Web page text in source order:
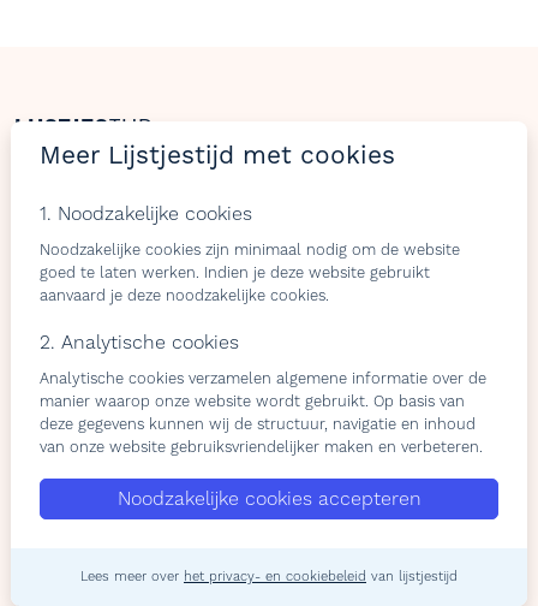
LIJSTJESTIJD
Welkom op Lijstjestijd, hét online platform om
verlanglijstjes te maken met producten van gelijk welke
Bezoekers
Verlangslijstjes maken
Cadeaulijstje
personaliseren
Contacteer ons
Wat is de L-club
Wordt lid van onze L-club
Contacteer ons
Privacy Policy
Meer Lijstjestijd met cookies
1. Noodzakelijke cookies
Noodzakelijke cookies zijn minimaal nodig om de website
goed te laten werken. Indien je deze website gebruikt
aanvaard je deze noodzakelijke cookies.
2. Analytische cookies
Analytische cookies verzamelen algemene informatie over de
manier waarop onze website wordt gebruikt. Op basis van
deze gegevens kunnen wij de structuur, navigatie en inhoud
van onze website gebruiksvriendelijker maken en verbeteren.
Noodzakelijke cookies accepteren
Lees meer over het privacy- en cookiebeleid van lijstjestijd